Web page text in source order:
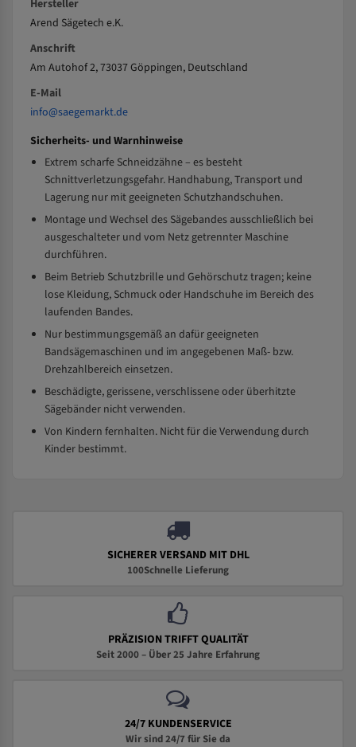
Hersteller
Arend Sägetech e.K.
Anschrift
Am Autohof 2, 73037 Göppingen, Deutschland
E-Mail
info@saegemarkt.de
Sicherheits- und Warnhinweise
Extrem scharfe Schneidzähne – es besteht
Schnittverletzungsgefahr. Handhabung, Transport und
Lagerung nur mit geeigneten Schutzhandschuhen.
Montage und Wechsel des Sägebandes ausschließlich bei
ausgeschalteter und vom Netz getrennter Maschine
durchführen.
Beim Betrieb Schutzbrille und Gehörschutz tragen; keine
lose Kleidung, Schmuck oder Handschuhe im Bereich des
laufenden Bandes.
Nur bestimmungsgemäß an dafür geeigneten
Bandsägemaschinen und im angegebenen Maß- bzw.
Drehzahlbereich einsetzen.
Beschädigte, gerissene, verschlissene oder überhitzte
Sägebänder nicht verwenden.
Von Kindern fernhalten. Nicht für die Verwendung durch
Kinder bestimmt.
SICHERER VERSAND MIT DHL
100Schnelle Lieferung
PRÄZISION TRIFFT QUALITÄT
Seit 2000 – Über 25 Jahre Erfahrung
24/7 KUNDENSERVICE
Wir sind 24/7 für Sie da